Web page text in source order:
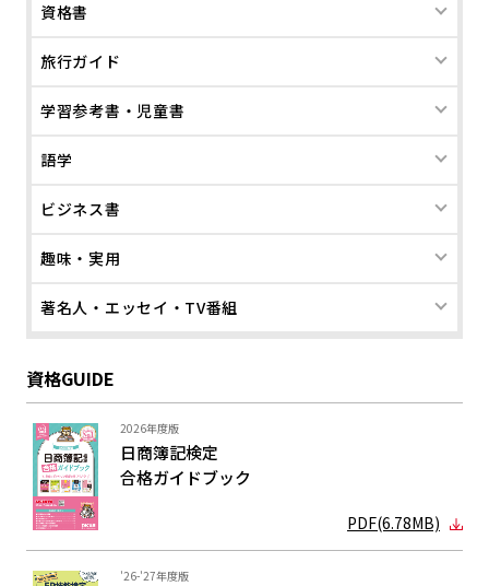
資格書
旅行ガイド
学習参考書・児童書
語学
ビジネス書
趣味・実用
著名人・エッセイ・TV番組
資格GUIDE
2026年度版
日商簿記検定
合格ガイドブック
PDF(6.78MB)
'26-'27年度版